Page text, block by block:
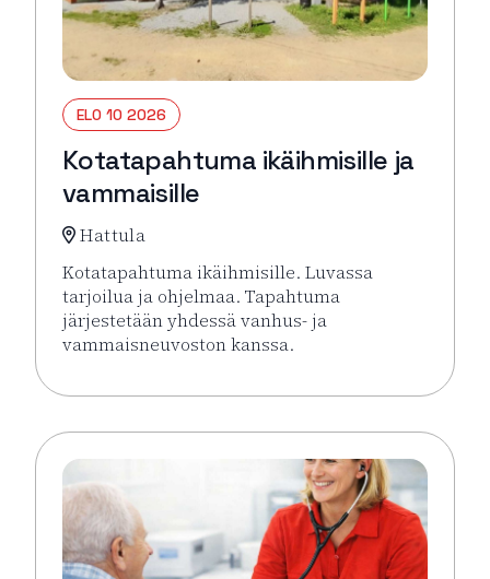
ELO 10 2026
Kotatapahtuma ikäihmisille ja
vammaisille
Hattula
Kotatapahtuma ikäihmisille. Luvassa
tarjoilua ja ohjelmaa. Tapahtuma
järjestetään yhdessä vanhus- ja
vammaisneuvoston kanssa.
Lue lisää tapahtumasta Kotatapahtuma